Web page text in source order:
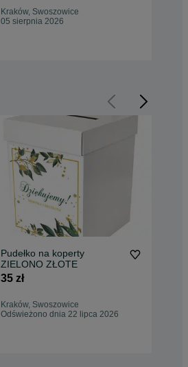
Kraków, Swoszowice
05 sierpnia 2026
Pudełko na koperty
ZIELONO ZŁOTE
35 zł
Kraków, Swoszowice
Odświeżono dnia 22 lipca 2026